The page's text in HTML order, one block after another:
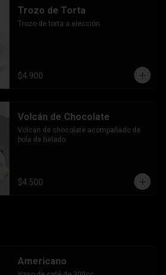
Trozo de Torta
Trozo de torta a elección.
$4.900
Volcán de Chocolate
Volcan de chocolate acompañado de
bola de helado.
$4.500
Americano